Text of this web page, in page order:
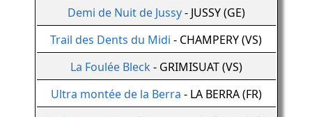
Demi de Nuit de Jussy- JUSSY (GE)
Trail des Dents du Midi - CHAMPERY (VS)
La Foulée Bleck- GRIMISUAT (VS)
Ultra montée de la Berra - LA BERRA (FR)